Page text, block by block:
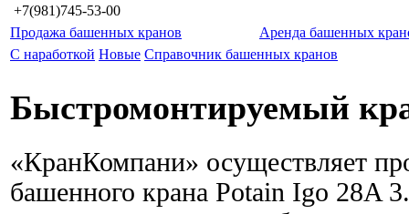
+7(981)745-53-00
Продажа башенных кранов
Аренда башенных
С наработкой Новые Справочник башенных кранов
Быстромонтируемый
«КранКомпани» осуществляет
башенного крана Potain Igo 28A